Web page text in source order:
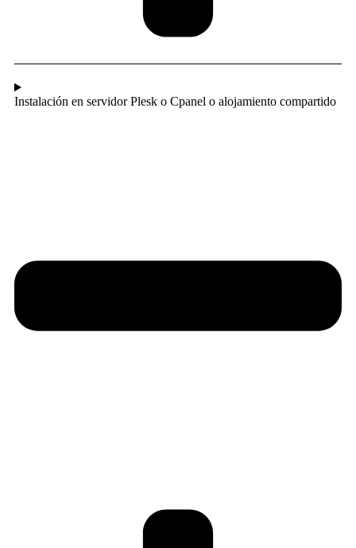
Instalación en servidor Plesk o Cpanel o alojamiento compartido